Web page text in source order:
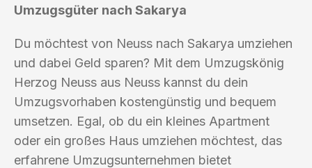
Umzugsgüter nach Sakarya
Du möchtest von Neuss nach Sakarya umziehen
und dabei Geld sparen? Mit dem Umzugskönig
Herzog Neuss aus Neuss kannst du dein
Umzugsvorhaben kostengünstig und bequem
umsetzen. Egal, ob du ein kleines Apartment
oder ein großes Haus umziehen möchtest, das
erfahrene Umzugsunternehmen bietet